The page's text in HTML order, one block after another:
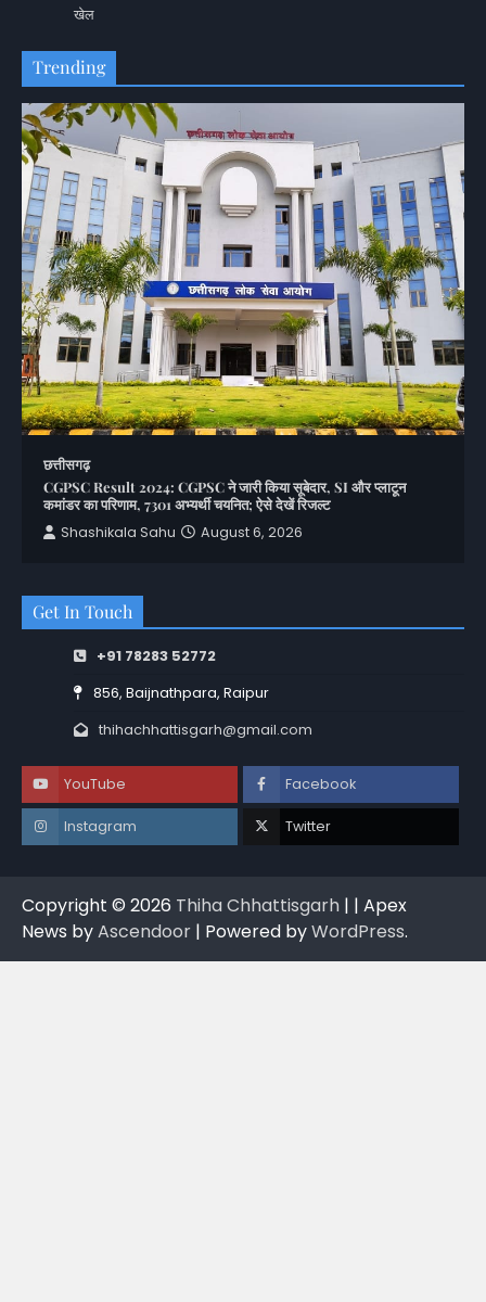
खेल
Trending
छत्तीसगढ़
CGPSC Result 2024: CGPSC ने जारी किया सूबेदार, SI और प्लाटून
कमांडर का परिणाम, 7301 अभ्यर्थी चयनित; ऐसे देखें रिजल्ट
Shashikala Sahu
August 6, 2026
Get In Touch
+91 78283 52772
856, Baijnathpara, Raipur
thihachhattisgarh@gmail.com
YouTube Facebook
Instagram Twitter
Copyright © 2026 Thiha Chhattisgarh | | Apex
News byAscendoor | Powered byWordPress.